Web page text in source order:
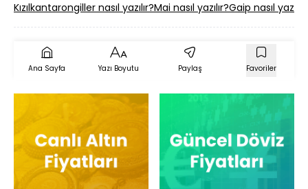
Kızılkantarongiller nasıl yazılır?Mai nasıl yazılır?Gaip nasıl
Ana Sayfa Yazı Boyutu Paylaş Favoriler